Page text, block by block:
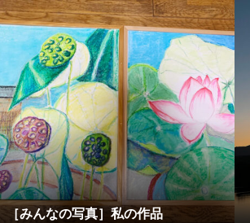
［みんなの写真］私の作品